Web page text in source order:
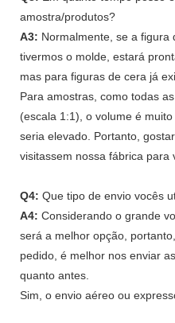
amostra/produtos?
A3: Normalmente, se a figura
tivermos o molde, estará
mas para figuras de cera já
Para amostras, como todas
(escala 1:1), o volume é
seria elevado. Portanto,
visitassem nossa fábrica para
Q4: Que tipo de envio vocês
A4: Considerando o grande
será a melhor opção,
pedido, é melhor nos enviar
quanto antes.
Sim, o envio aéreo ou